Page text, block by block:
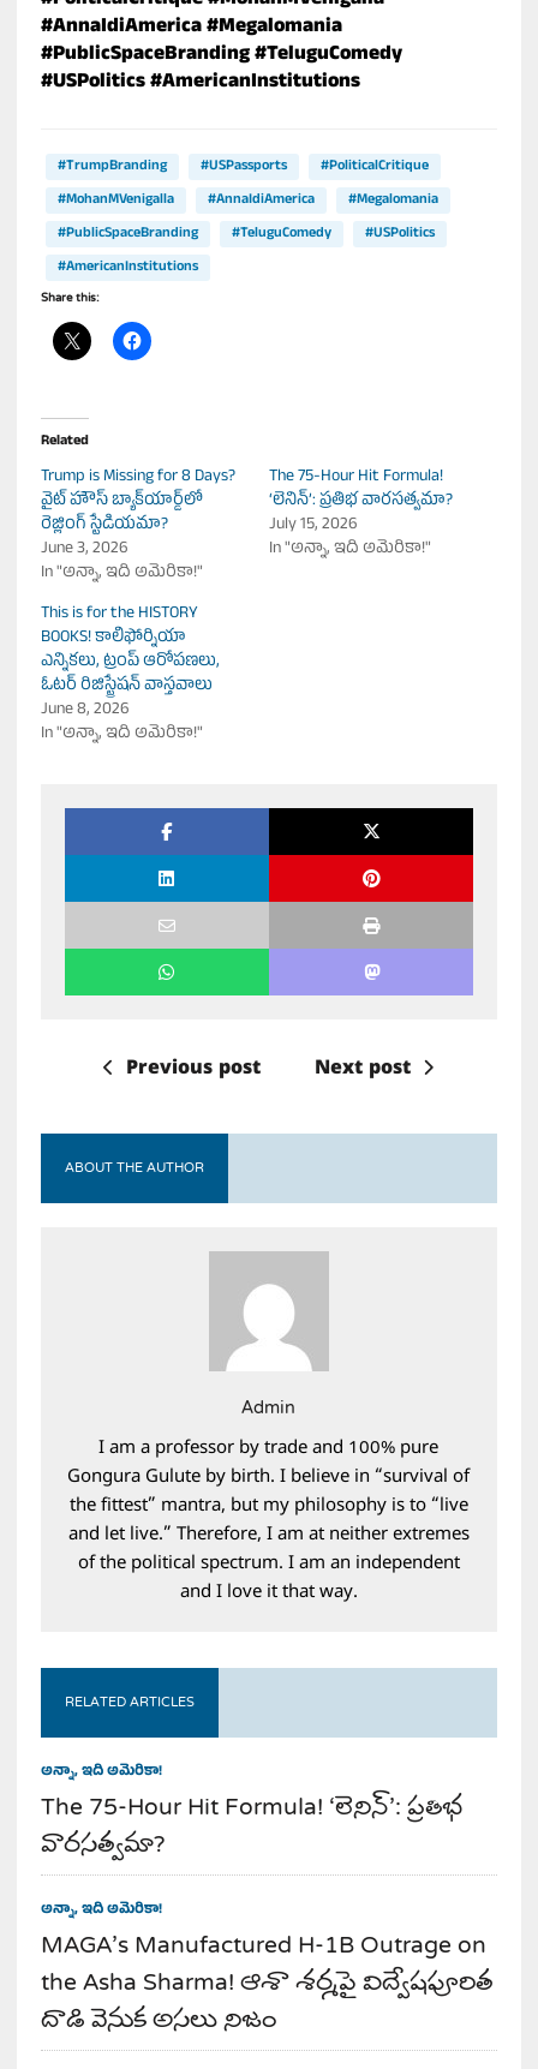
#AnnaIdiAmerica#Megalomania
#PublicSpaceBranding#TeluguComedy
#USPolitics#AmericanInstitutions
#TrumpBranding #USPassports
#PoliticalCritique
#MohanMVenigalla
#AnnaIdiAmerica
#Megalomania
#PublicSpaceBranding
#TeluguComedy
#USPolitics
#AmericanInstitutions
Share this:
Related
Trump is Missing for 8 Days?
వైట్ హౌస్ బ్యాక్‌యార్డ్‌లో
రెజ్లింగ్ స్టేడియమా?
June 3, 2026
In "అన్నా, ఇది అమెరికా!"
The 75-Hour Hit Formula!
‘లెనిన్’: ప్రతిభ వారసత్వమా?
July 15, 2026
In "అన్నా, ఇది అమెరికా!"
This is for the HISTORY
BOOKS! కాలిఫోర్నియా
ఎన్నికలు, ట్రంప్ ఆరోపణలు,
ఓటర్ రిజిస్ట్రేషన్ వాస్తవాలు
June 8, 2026
In "అన్నా, ఇది అమెరికా!"
Previous post Next post
ABOUT THE AUTHOR
Admin
I am a professor by trade and 100% pure
Gongura Gulute by birth. I believe in “survival of
the fittest” mantra, but my philosophy is to “live
and let live.” Therefore, I am at neither extremes
of the political spectrum. I am an independent
and I love it that way.
RELATED ARTICLES
అన్నా, ఇది అమెరికా!
The 75-Hour Hit Formula! ‘లెనిన్’: ప్రతిభ
వారసత్వమా?
అన్నా, ఇది అమెరికా!
MAGA’s Manufactured H-1B Outrage on
the Asha Sharma! ఆశా శర్మపై విద్వేషపూరిత
దాడి వెనుక అసలు నిజం